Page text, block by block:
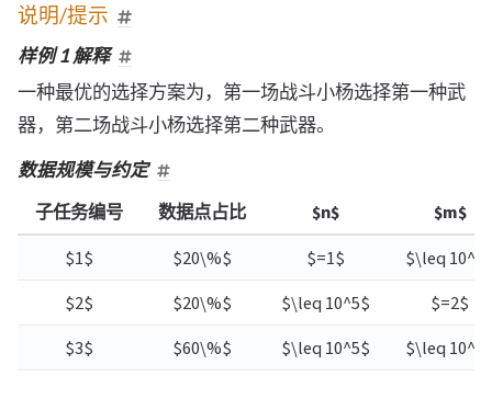
说明/提示
样例 1 解释
一种最优的选择方案为，第一场战斗小杨选择第一种武
器，第二场战斗小杨选择第二种武器。
数据规模与约定
子任务编号 数据点占比 $n$ $m$
$1$ $20\%$ $=1$ $\leq
$2$ $20\%$ $\leq 10^5$ $=2$
$3$ $60\%$ $\leq 10^5$ $\leq